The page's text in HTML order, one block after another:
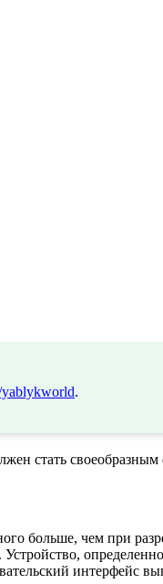
yablykworld.
стать
больше, чем при
интерфейс